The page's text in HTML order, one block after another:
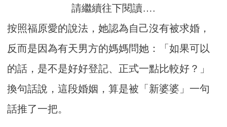
請繼續往下閱讀….
按照福原愛的說法，她認為自己沒有被求婚，
反而是因為有天男方的媽媽問她：「如果可以
的話，是不是好好登記、正式一點比較好？」
換句話說，這段婚姻，算是被「新婆婆」一句
話推了一把。